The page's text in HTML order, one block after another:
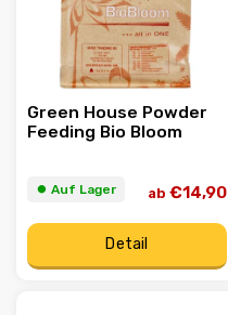
Green House Powder
Feeding Bio Bloom
⏺︎ Auf Lager ab €14,90
Detail